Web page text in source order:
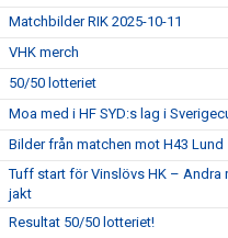
Matchbilder RIK 2025-10-11
VHK merch
50/50 lotteriet
Moa med i HF SYD:s lag i
Bilder från matchen mot H43 Lund
Tuff start för Vinslövs HK –
jakt
Resultat 50/50 lotteriet!